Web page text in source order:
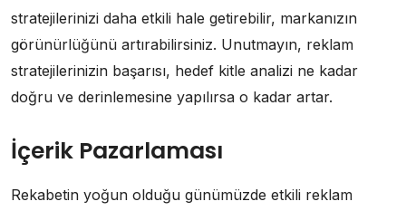
stratejilerinizi daha etkili hale getirebilir, markanızın
görünürlüğünü artırabilirsiniz. Unutmayın, reklam
stratejilerinizin başarısı, hedef kitle analizi ne kadar
doğru ve derinlemesine yapılırsa o kadar artar.
İçerik Pazarlaması
Rekabetin yoğun olduğu günümüzde etkili reklam